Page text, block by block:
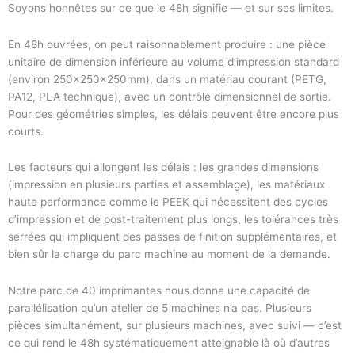
Soyons honnêtes sur ce que le 48h signifie — et sur ses limites.
En 48h ouvrées, on peut raisonnablement produire : une pièce
unitaire de dimension inférieure au volume d’impression standard
(environ 250×250×250mm), dans un matériau courant (PETG,
PA12, PLA technique), avec un contrôle dimensionnel de sortie.
Pour des géométries simples, les délais peuvent être encore plus
courts.
Les facteurs qui allongent les délais : les grandes dimensions
(impression en plusieurs parties et assemblage), les matériaux
haute performance comme le PEEK qui nécessitent des cycles
d’impression et de post-traitement plus longs, les tolérances très
serrées qui impliquent des passes de finition supplémentaires, et
bien sûr la charge du parc machine au moment de la demande.
Notre parc de 40 imprimantes nous donne une capacité de
parallélisation qu’un atelier de 5 machines n’a pas. Plusieurs
pièces simultanément, sur plusieurs machines, avec suivi — c’est
ce qui rend le 48h systématiquement atteignable là où d’autres